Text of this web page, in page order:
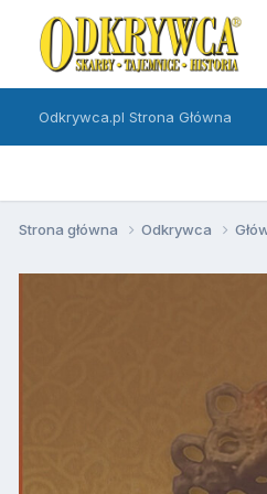
Odkrywca.pl Strona Główna
Strona główna Odkrywca